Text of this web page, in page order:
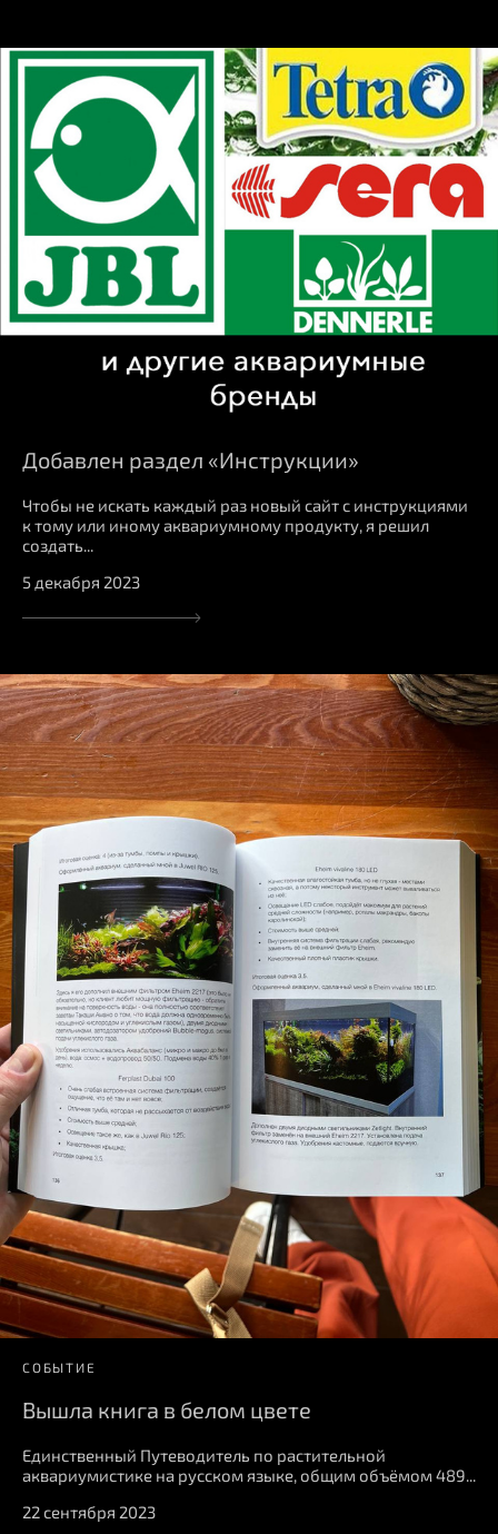
Добавлен раздел «Инструкции»
Чтобы не искать каждый раз новый сайт с инструкциями
к тому или иному аквариумному продукту, я решил
создать...
5 декабря 2023
СОБЫТИЕ
Вышла книга в белом цвете
Единственный Путеводитель по растительной
аквариумистике на русском языке, общим объёмом 489...
22 сентября 2023